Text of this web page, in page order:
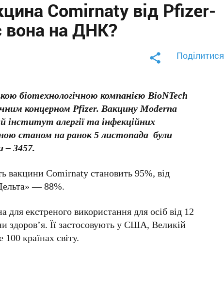
Comirnaty від Pfizer-
вона на ДНК?
Поділитися
біотехнологічною компанією BioNTech
концерном Pfizer. Вакцину Moderna
інститут алергії та інфекційних
станом на ранок 5 листопада були
– 3457.
вакцини Comirnaty становить 95%, від
— 88%.
екстреного використання для осіб від 12
здоров’я. Її застосовують у США, Великій
країнах світу.